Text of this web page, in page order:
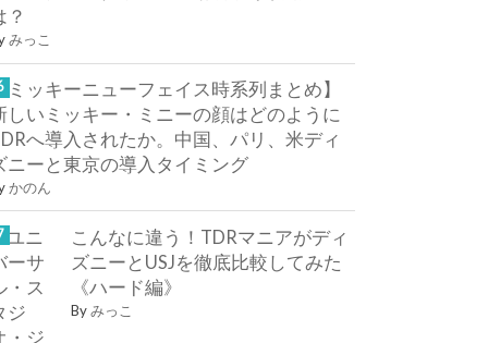
？
みっこ
ミッキーニューフェイス時系列まとめ】
しいミッキー・ミニーの顔はどのように
へ導入されたか。中国、パリ、米ディ
ニーと東京の導入タイミング
かのん
こんなに違う！TDRマニアがディ
ズニーとUSJを徹底比較してみた
《ハード編》
Byみっこ